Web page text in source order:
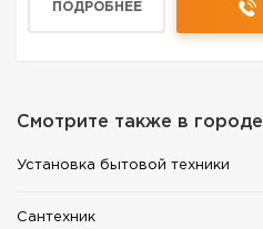
ПОДРОБНЕЕ
Смотрите также в городе
Установка бытовой техники
Сантехник